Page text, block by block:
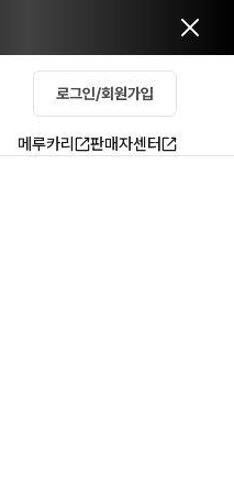
로그인/회원가입
메루카리 판매자센터